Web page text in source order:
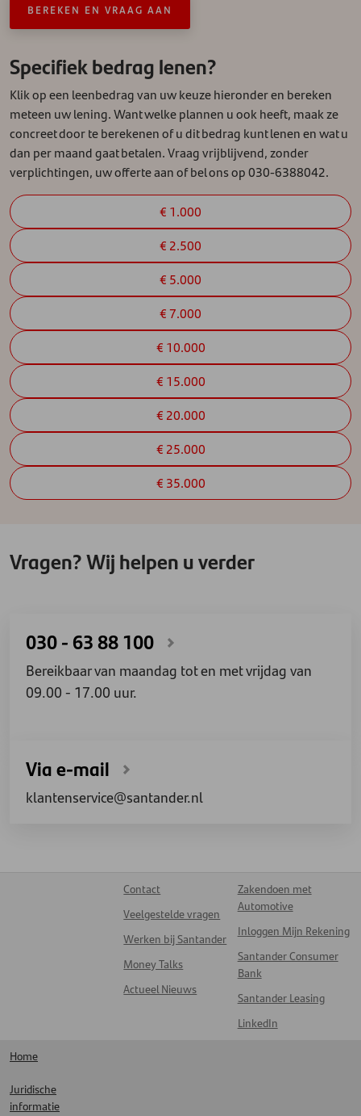
BEREKEN EN VRAAG AAN
Specifiek bedrag lenen?
Klik op een leenbedrag van uw keuze hieronder en bereken
meteen uw lening. Want welke plannen u ook heeft, maak ze
concreet door te berekenen of u dit bedrag kunt lenen en wat u
dan per maand gaat betalen. Vraag vrijblijvend, zonder
verplichtingen, uw offerte aan of bel ons op 030-6388042.
€ 1.000
€ 2.500
€ 5.000
€ 7.000
€ 10.000
€ 15.000
€ 20.000
€ 25.000
€ 35.000
Vragen? Wij helpen u verder
030 - 63 88 100
Bereikbaar van maandag tot en met vrijdag van
09.00 - 17.00 uur.
Via e-mail
klantenservice@santander.nl
Contact
Veelgestelde vragen
Werken bij Santander
Money Talks
Actueel Nieuws
Zakendoen met
Automotive
Inloggen Mijn Rekening
Santander Consumer
Bank
Santander Leasing
LinkedIn
Home
Juridische
informatie